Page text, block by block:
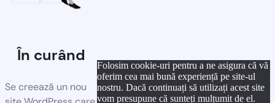
În curând
Se creează un nou
Folosim cookie-uri pentru a ne asigura că vă
oferim cea mai bună experiență pe site-ul
nostru. Dacă continuați să utilizați acest site
vom presupune că sunteți mulțumit de el.